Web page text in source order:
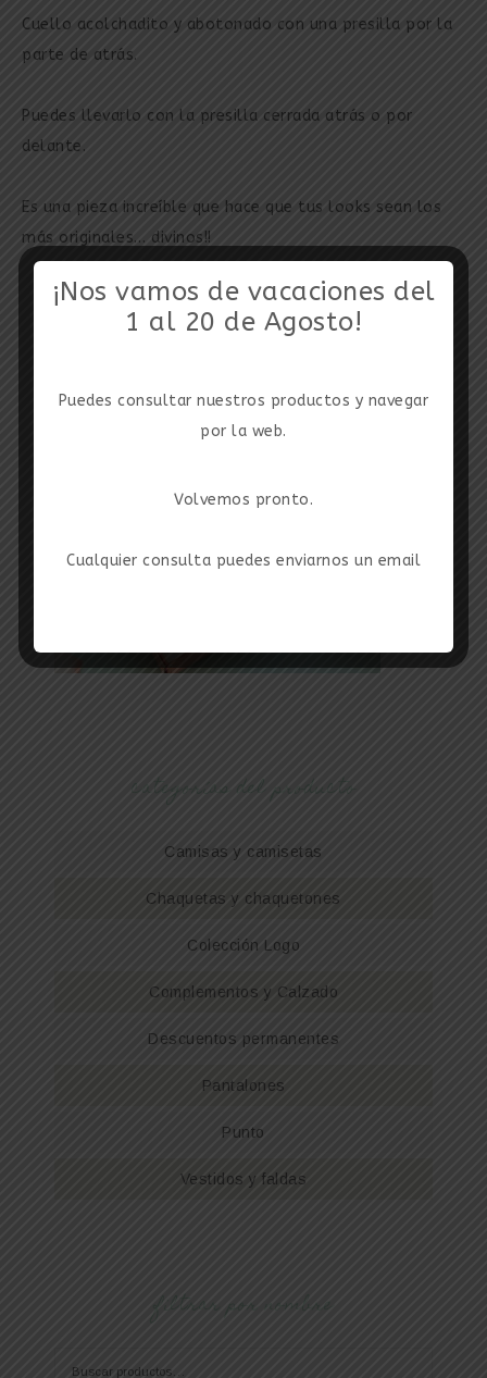
Cuello acolchadito y abotonado con una presilla por la
parte de atrás.
Puedes llevarlo con la presilla cerrada atrás o por
delante.
Es una pieza increíble que hace que tus looks sean los
más originales… divinos!!
categorías del producto
Camisas y camisetas
Chaquetas y chaquetones
Colección Logo
Complementos y Calzado
Descuentos permanentes
Pantalones
Punto
Vestidos y faldas
filtrar por nombre
¡Nos vamos de vacaciones del
1 al 20 de Agosto!
Puedes consultar nuestros productos y navegar
por la web.
Volvemos pronto.
Cualquier consulta puedes enviarnos un email